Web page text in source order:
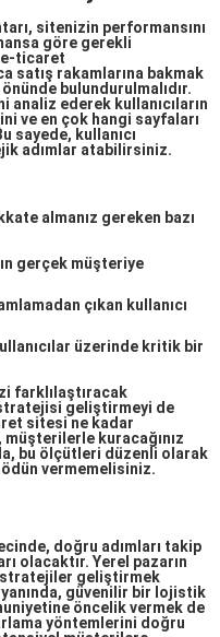
sitenizin performansını
göre gerekli
e-ticaret
satış rakamlarına bakmak
bulundurulmalıdır.
ederek kullanıcıların
ve en çok hangi sayfaları
kullanıcı
adımlar atabilirsiniz.
almanız gereken bazı
gerçek müşteriye
çıkan kullanıcı
üzerinde kritik bir
farklılaştıracak
geliştirmeyi de
sitesi ne kadar
müşterilerle kuracağınız
bu ölçütleri düzenli olarak
vermemelisiniz.
doğru adımları takip
olacaktır. Yerel pazarın
stratejiler geliştirmek
güvenilir bir lojistik
öncelik vermek de
yöntemlerini doğru